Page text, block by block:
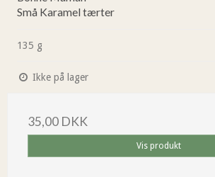
Små Karamel tærter
135 g
Ikke på lager
35,00 DKK
Vis produkt